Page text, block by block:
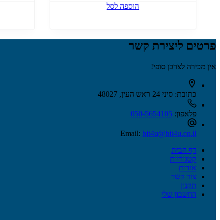
הוספה לסל
פרטים ליצירת קשר
אין מכירה לצרכן סופי!
כתובת: סיני 24 ראש העין, 48027
פלאפון: 050-5654105
Email: bit4u@bit4u.co.il
דף הבית
קטגוריות
אודות
צור קשר
תקנון
החשבון שלי